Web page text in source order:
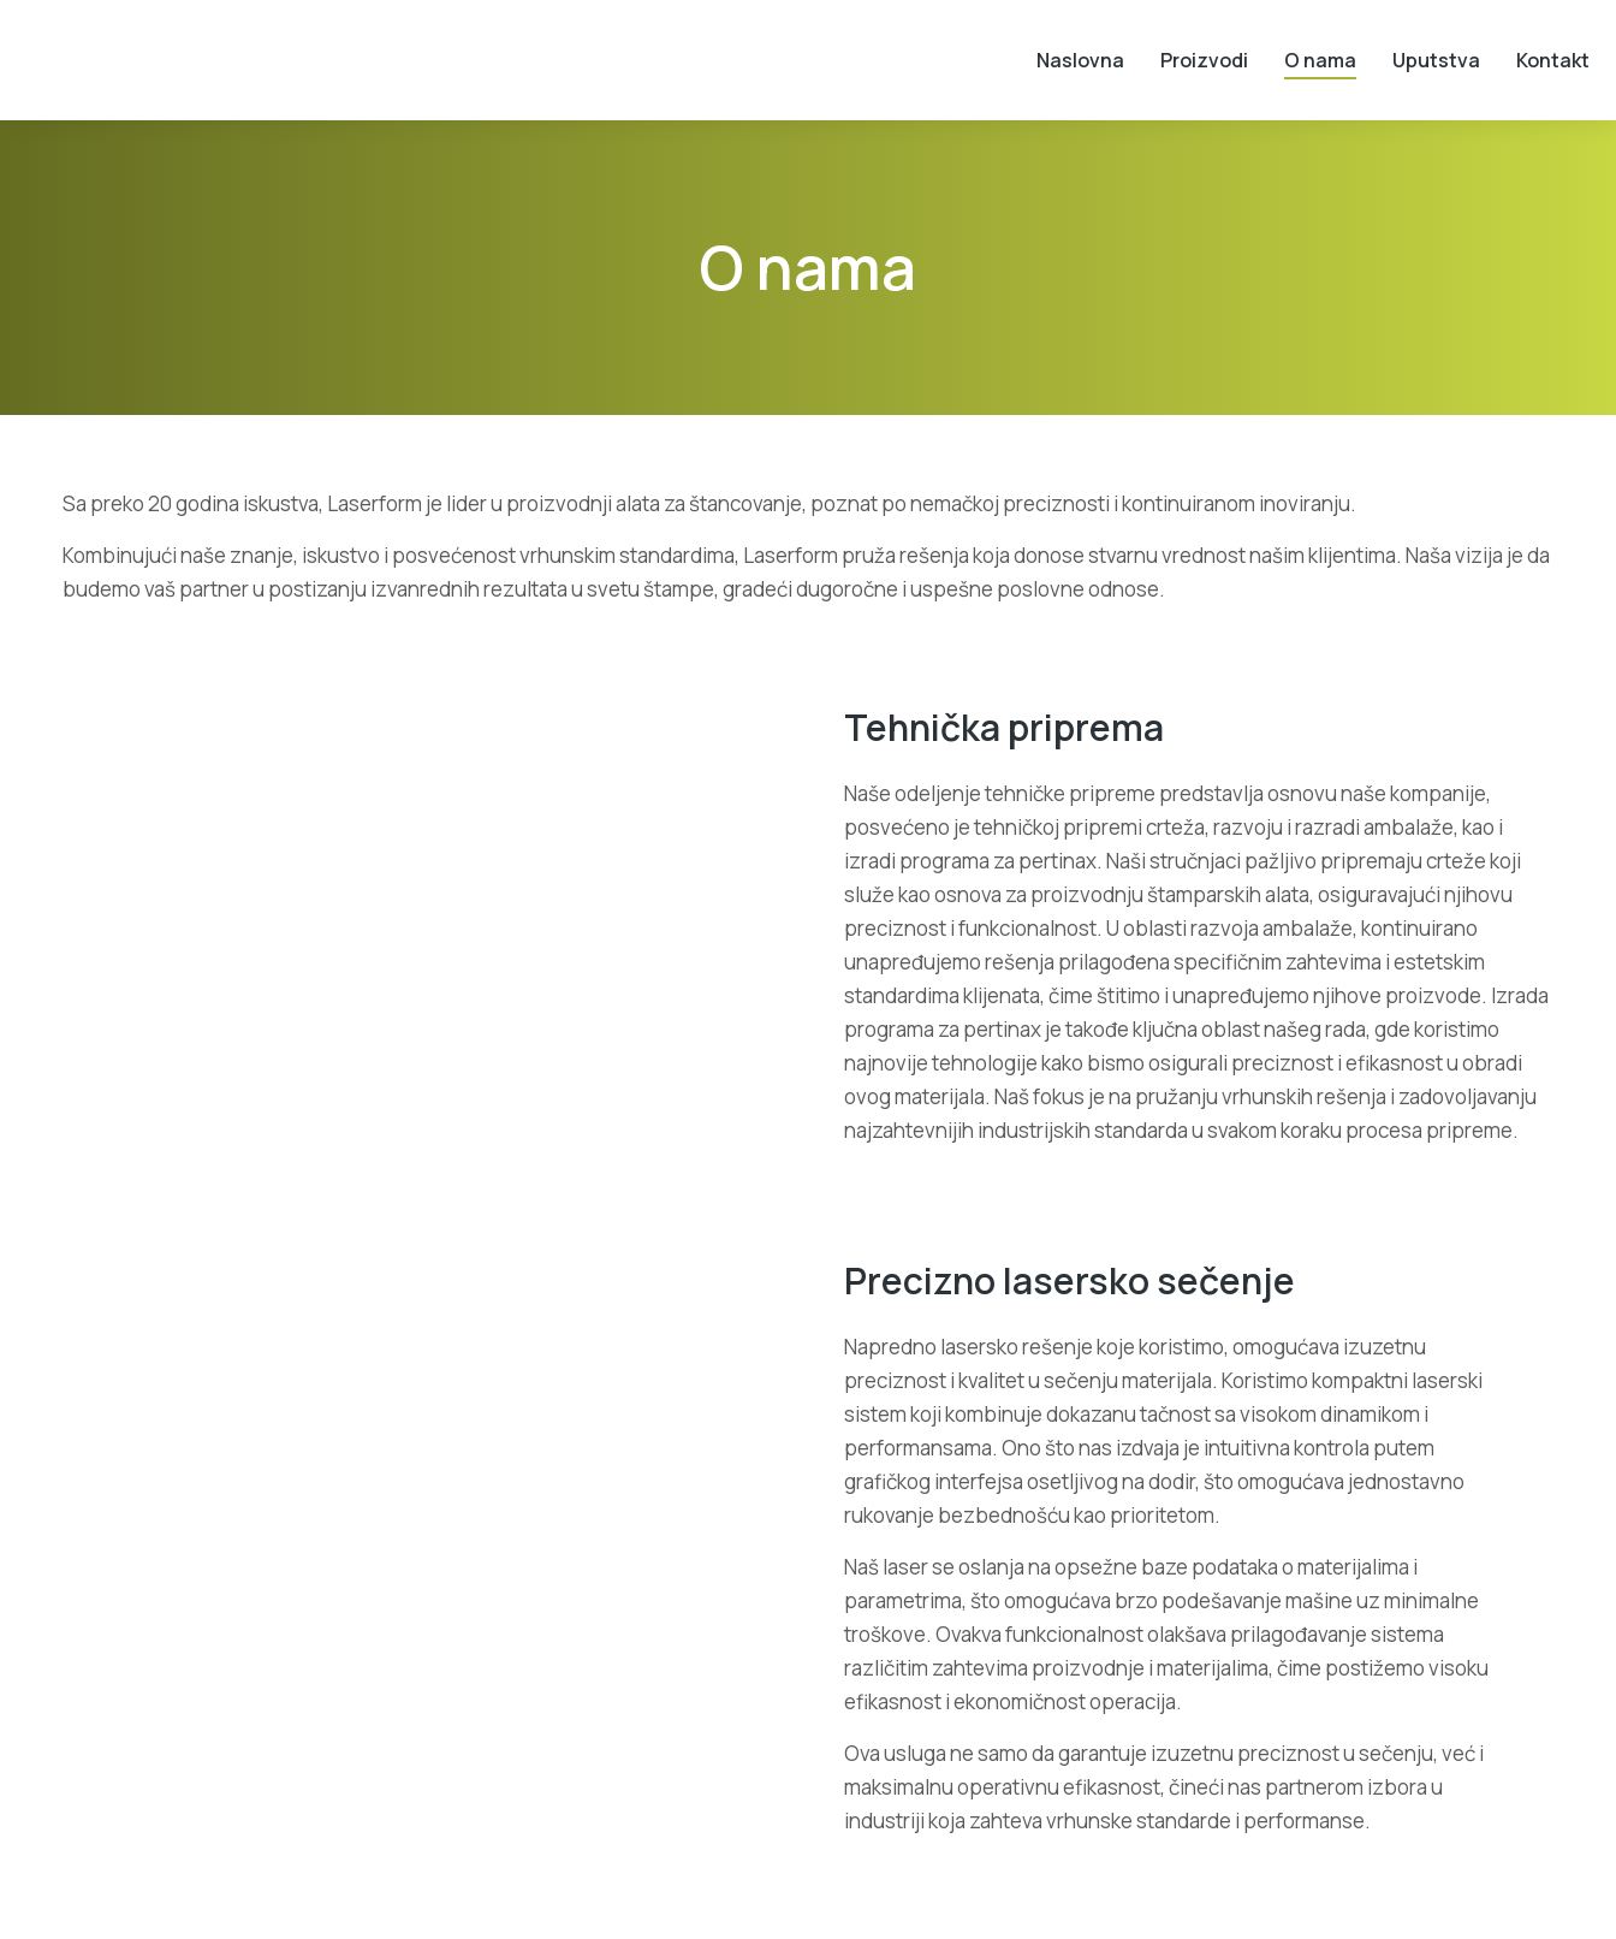
Naslovna Proizvodi O nama Uputstva Kontakt
O nama
Sa preko 20 godina iskustva, Laserform je lider u proizvodnji alata za štancovanje, poznat po nemačkoj preciznosti i kontinuiranom inoviranju.
Kombinujući naše znanje, iskustvo i posvećenost vrhunskim standardima, Laserform pruža rešenja koja donose stvarnu vrednost našim klijentima. Naša vizija je da
budemo vaš partner u postizanju izvanrednih rezultata u svetu štampe, gradeći dugoročne i uspešne poslovne odnose.
Tehnička priprema
Naše odeljenje tehničke pripreme predstavlja osnovu naše kompanije,
posvećeno je tehničkoj pripremi crteža, razvoju i razradi ambalaže, kao i
izradi programa za pertinax. Naši stručnjaci pažljivo pripremaju crteže koji
služe kao osnova za proizvodnju štamparskih alata, osiguravajući njihovu
preciznost i funkcionalnost. U oblasti razvoja ambalaže, kontinuirano
unapređujemo rešenja prilagođena specifičnim zahtevima i estetskim
standardima klijenata, čime štitimo i unapređujemo njihove proizvode. Izrada
programa za pertinax je takođe ključna oblast našeg rada, gde koristimo
najnovije tehnologije kako bismo osigurali preciznost i efikasnost u obradi
ovog materijala. Naš fokus je na pružanju vrhunskih rešenja i zadovoljavanju
najzahtevnijih industrijskih standarda u svakom koraku procesa pripreme.
Precizno lasersko sečenje
Napredno lasersko rešenje koje koristimo, omogućava izuzetnu
preciznost i kvalitet u sečenju materijala. Koristimo kompaktni laserski
sistem koji kombinuje dokazanu tačnost sa visokom dinamikom i
performansama. Ono što nas izdvaja je intuitivna kontrola putem
grafičkog interfejsa osetljivog na dodir, što omogućava jednostavno
rukovanje bezbednošću kao prioritetom.
Naš laser se oslanja na opsežne baze podataka o materijalima i
parametrima, što omogućava brzo podešavanje mašine uz minimalne
troškove. Ovakva funkcionalnost olakšava prilagođavanje sistema
različitim zahtevima proizvodnje i materijalima, čime postižemo visoku
efikasnost i ekonomičnost operacija.
Ova usluga ne samo da garantuje izuzetnu preciznost u sečenju, već i
maksimalnu operativnu efikasnost, čineći nas partnerom izbora u
industriji koja zahteva vrhunske standarde i performanse.